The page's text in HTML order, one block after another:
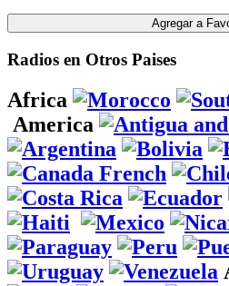
Radios en Otros Paises
Africa
America